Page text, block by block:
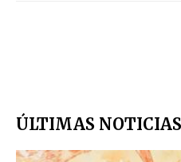
ÚLTIMAS NOTICIAS